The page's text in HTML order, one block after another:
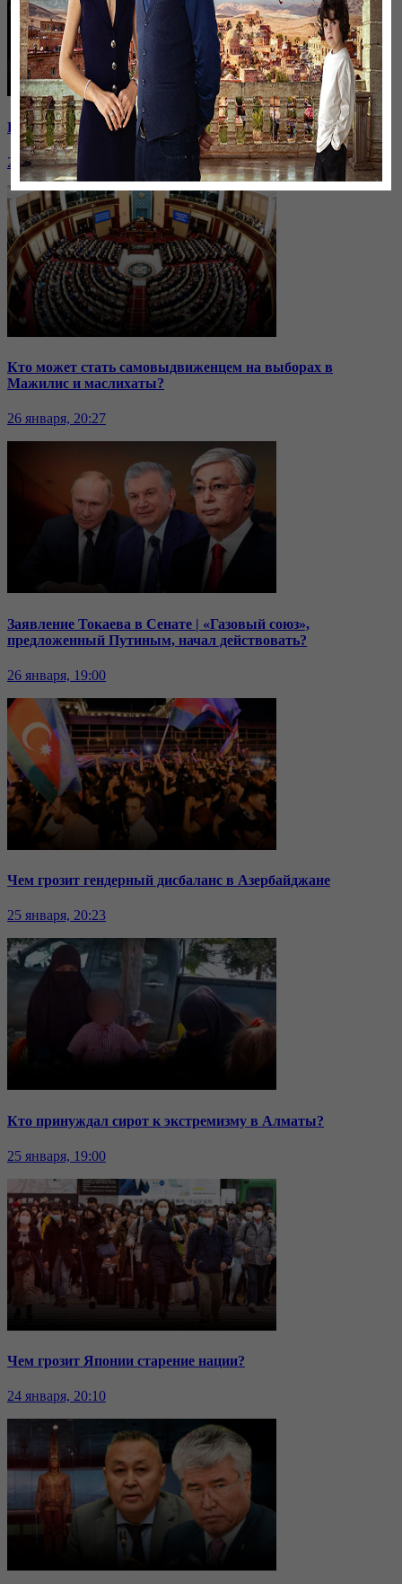
Премия «Оскар»: кто заберет награду?
26 января, 20:27
Кто может стать самовыдвиженцем на выборах в
Мажилис и маслихаты?
26 января, 20:27
Заявление Токаева в Сенате | «Газовый союз»,
предложенный Путиным, начал действовать?
26 января, 19:00
Чем грозит гендерный дисбаланс в Азербайджане
25 января, 20:23
Кто принуждал сирот к экстремизму в Алматы?
25 января, 19:00
Чем грозит Японии старение нации?
24 января, 20:10